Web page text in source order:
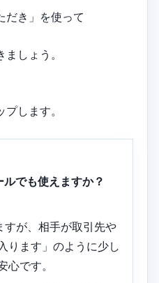
だき」を使って
しょう。
します。
でも使えますか？
すが、相手が取引先や
ります」のように少し
心です。